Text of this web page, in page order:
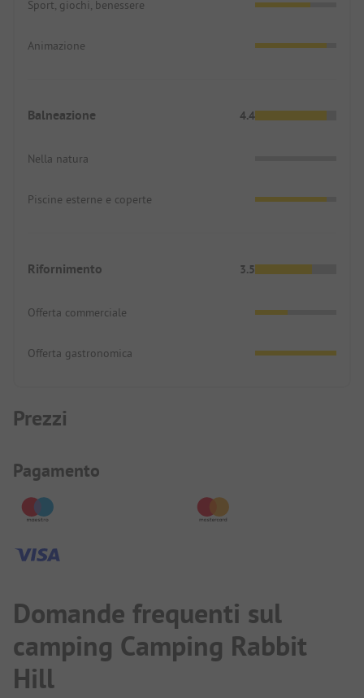
Sport, giochi, benessere
Animazione
Balneazione 4.4
Nella natura
Piscine esterne e coperte
Rifornimento 3.5
Offerta commerciale
Offerta gastronomica
Prezzi
Informazioni sul pagamento
Pagamento
Domande frequenti sul
camping Camping Rabbit
Hill